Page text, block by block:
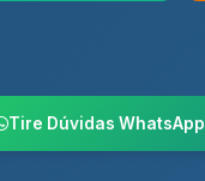
Tire Dúvidas WhatsApp